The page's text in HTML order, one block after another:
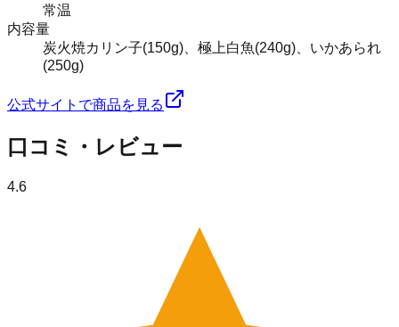
常温
内容量
炭火焼カリン子(150g)、極上白魚(240g)、いかあられ
(250g)
公式サイトで商品を見る
口コミ・レビュー
4.6